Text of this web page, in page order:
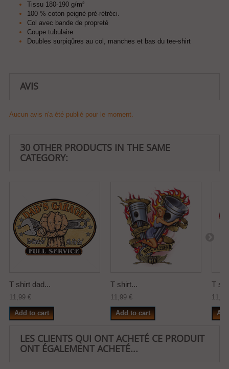
Tissu 180-190 g/m²
100 % coton peigné pré-rétréci.
Col avec bande de propreté
Coupe tubulaire
Doubles surpiqûres au col, manches et bas du tee-shirt
AVIS
Aucun avis n'a été publié pour le moment.
30 OTHER PRODUCTS IN THE SAME
CATEGORY:
T shirt dad...
11,99 €
Add to cart
T shirt...
11,99 €
Add to cart
T
LES CLIENTS QUI ONT ACHETÉ CE PRODUIT
ONT ÉGALEMENT ACHETÉ...